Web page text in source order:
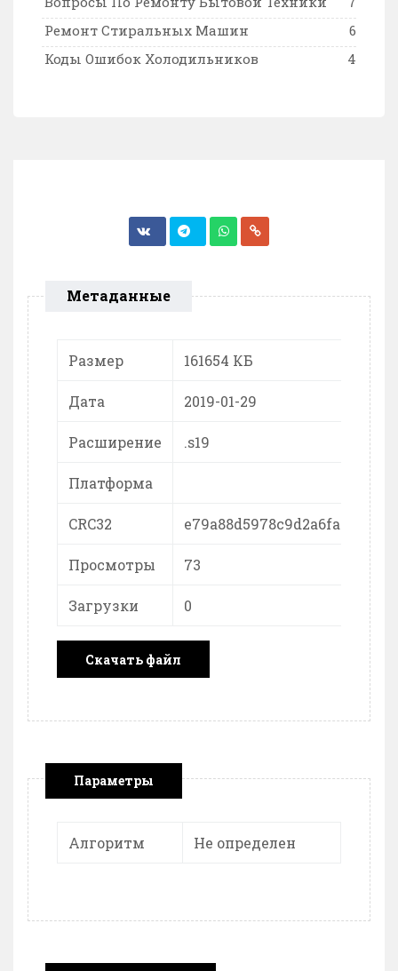
Ремонт Стиральных Машин
6
Коды Ошибок Холодильников
4
Метаданные
Размер 161654 КБ
Дата 2019-01-29
Расширение .s19
Платформа
CRC32
Просмотры 73
Загрузки 0
Скачать файл
Параметры
Алгоритм Не определен